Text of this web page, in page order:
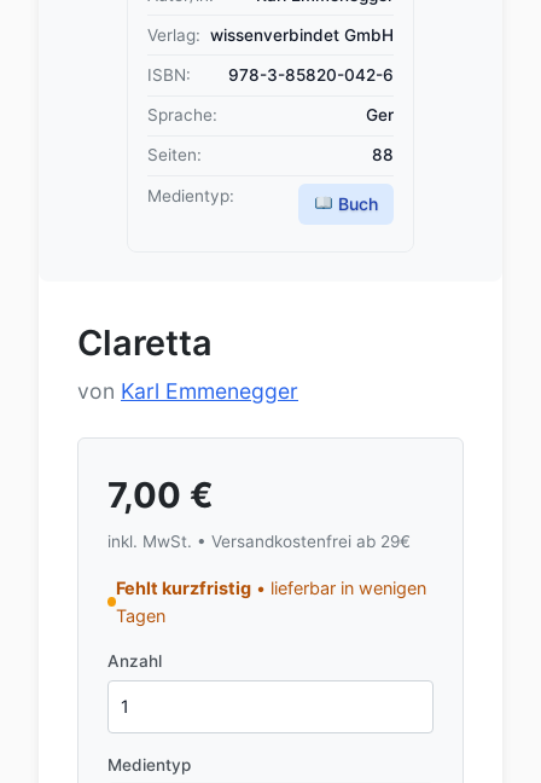
Verlag: wissenverbindet GmbH
ISBN: 978-3-85820-042-6
Sprache: Ger
Seiten: 88
Medientyp: Buch
Claretta
von Karl Emmenegger
7,00 €
inkl. MwSt. • Versandkostenfrei ab 29€
Fehlt kurzfristig• lieferbar in wenigen
Tagen
Anzahl
Medientyp